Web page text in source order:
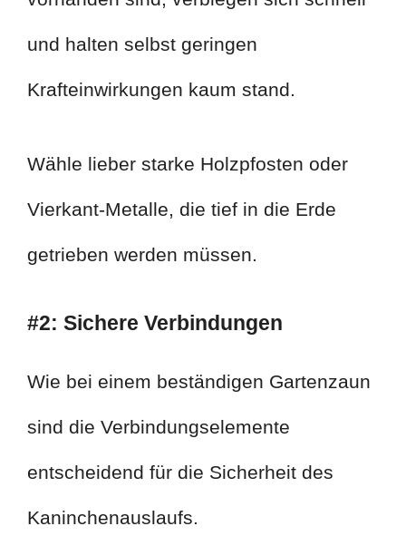
und halten selbst geringen
Krafteinwirkungen kaum stand.
Wähle lieber starke Holzpfosten oder
Vierkant-Metalle, die tief in die Erde
getrieben werden müssen.
#2: Sichere Verbindungen
Wie bei einem beständigen Gartenzaun
sind die Verbindungselemente
entscheidend für die Sicherheit des
Kaninchenauslaufs.